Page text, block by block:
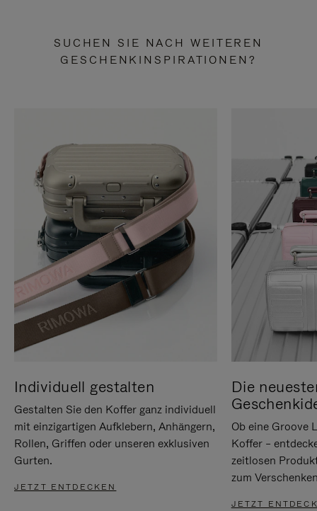
SUCHEN SIE NACH WEITEREN
GESCHENKINSPIRATIONEN?
Individuell gestalten
Gestalten Sie den Koffer ganz individuell
mit einzigartigen Aufklebern, Anhängern,
Rollen, Griffen oder unseren exklusiven
Gurten.
JETZT ENTDECKEN
Die
Ob eine Groove
Koffer –
zeitlosen
zum
JETZT